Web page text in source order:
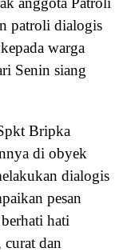
patroli dialogis
warga
Senin siang
Bripka
di obyek
dialogis
pesan
hati
curat dan